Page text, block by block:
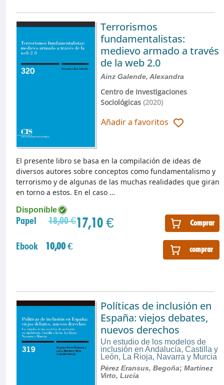
Terrorismos
fundamentalistas:
medievo armado a través
de la web 2.0
Ainz Galende, Alexandra
Centro de Investigaciones
Sociológicas(2020)
Añadir a favoritos
Disponible
Papel 18,00 €17,10 € Comprar
Ebook 10,00 € comprar
El presente libro se basa en la compilación de ideas de
diversos autores sobre conceptos como fundamentalismo y
terrorismo y de algunas de las muchas realidades que giran
en torno a estos. En el caso …
Políticas de inclusión en
España: viejos debates,
nuevos derechos
Un estudio de los modelos de
inclusión en Andalucía, Castilla y
León, La Rioja, Navarra y Murcia
Pérez Eransus, Begoña; Martínez
Virto, Lucía